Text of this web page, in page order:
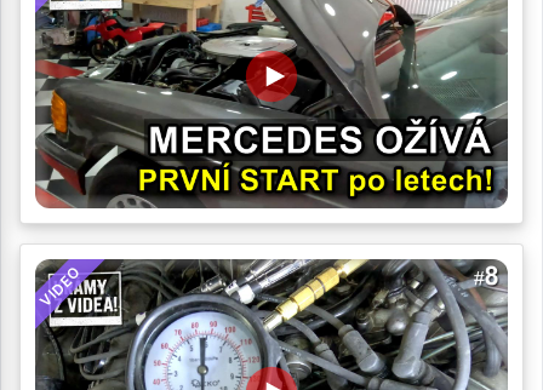
VIDEO